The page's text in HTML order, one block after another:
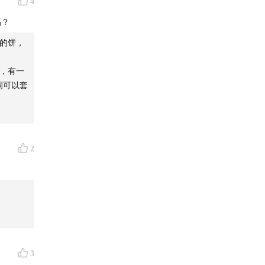
饼，
有一
可以套
2
3